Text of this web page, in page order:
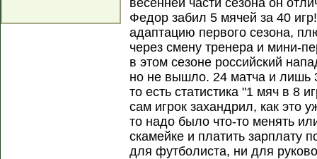
весенней части сезона он
Федор забил 5 мячей за 40
адаптацию первого сезона,
через смену тренера и мини-
в этом сезоне российский
но не вышло. 24 матча и лишь
то есть статистика "1 мяч в 8
сам игрок захандрил, как это
то надо было что-то менять
скамейке и платить зарплату
для футболиста, ни для